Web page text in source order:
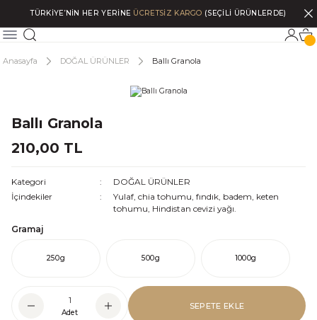
TÜRKİYE’NİN HER YERİNE ÜCRETSİZ KARGO (SEÇİLİ ÜRÜNLERDE)
Anasayfa DOĞAL ÜRÜNLER Ballı Granola
Ballı Granola
210,00 TL
Kategori
DOĞAL ÜRÜNLER
İçindekiler
Yulaf, chia tohumu, fındık, badem, keten
tohumu, Hindistan cevizi yağı.
Gramaj
250g 500g 1000g
Adet
SEPETE EKLE